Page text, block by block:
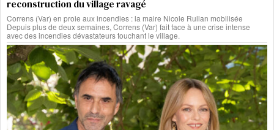
reconstruction du village ravagé
Correns (Var) en proie aux incendies : la maire Nicole Rullan mobilisée
Depuis plus de deux semaines, Correns (Var) fait face à une crise intense
avec des incendies dévastateurs touchant le village.